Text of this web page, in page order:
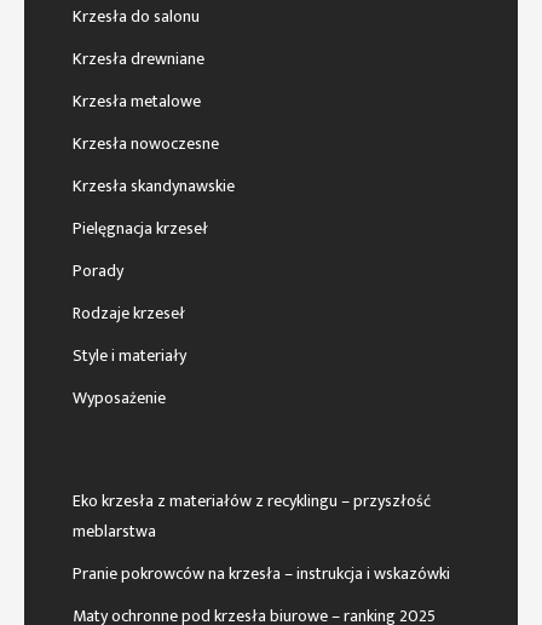
Krzesła do salonu
Krzesła drewniane
Krzesła metalowe
Krzesła nowoczesne
Krzesła skandynawskie
Pielęgnacja krzeseł
Porady
Rodzaje krzeseł
Style i materiały
Wyposażenie
Eko krzesła z materiałów z recyklingu – przyszłość
meblarstwa
Pranie pokrowców na krzesła – instrukcja i wskazówki
Maty ochronne pod krzesła biurowe – ranking 2025